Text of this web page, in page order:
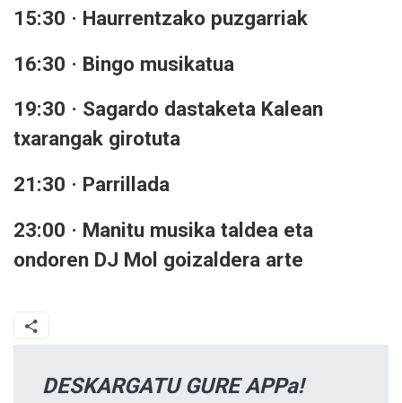
15:30 · Haurrentzako puzgarriak
16:30 · Bingo musikatua
19:30 · Sagardo dastaketa Kalean
txarangak girotuta
21:30 · Parrillada
23:00 · Manitu musika taldea eta
ondoren DJ Mol goizaldera arte
DESKARGATU GURE APPa!